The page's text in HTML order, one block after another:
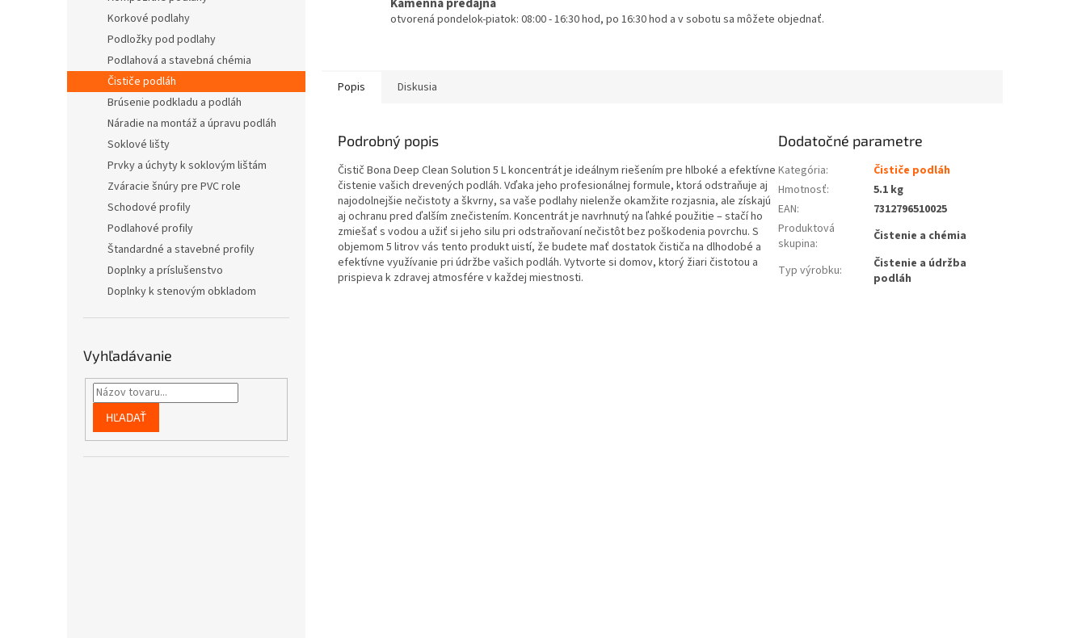
Korkové podlahy
Podložky pod podlahy
Podlahová a stavebná chémia
Čističe podláh
Brúsenie podkladu a podláh
Náradie na montáž a úpravu podláh
Soklové lišty
Prvky a úchyty k soklovým lištám
Zváracie šnúry pre PVC role
Schodové profily
Podlahové profily
Štandardné a stavebné profily
Doplnky a príslušenstvo
Doplnky k stenovým obkladom
Vyhľadávanie
HĽADAŤ
otvorená pondelok-piatok: 08:00 - 16:30 hod, po 16:30 hod a v sobotu sa môžete objednať.
Popis Diskusia
Podrobný popis
Čistič Bona Deep Clean Solution 5 L koncentrát je ideálnym riešením pre hlboké a efektívne
čistenie vašich drevených podláh. Vďaka jeho profesionálnej formule, ktorá odstraňuje aj
najodolnejšie nečistoty a škvrny, sa vaše podlahy nielenže okamžite rozjasnia, ale získajú
aj ochranu pred ďalším znečistením. Koncentrát je navrhnutý na ľahké použitie – stačí ho
zmiešať s vodou a užiť si jeho silu pri odstraňovaní nečistôt bez poškodenia povrchu. S
objemom 5 litrov vás tento produkt uistí, že budete mať dostatok čističa na dlhodobé a
efektívne využívanie pri údržbe vašich podláh. Vytvorte si domov, ktorý žiari čistotou a
prispieva k zdravej atmosfére v každej miestnosti.
Dodatočné parametre
Kategória:
Čističe podláh
Hmotnosť:
5.1 kg
EAN:
7312796510025
Produktová
skupina: Čistenie a chémia
Typ výrobku:
Čistenie a údržba
podláh